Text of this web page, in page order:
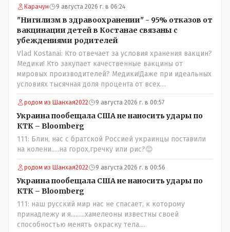
НЕОДНОКРАТНО, указывал и многократно на недостатки
Назарбая и предлагал ему самому ДОБРОВОЛЬНО уйти с
поста Президента.
Карачун 9 августа 2026 г. в 06:24
"Нигилизм в здравоохранении" - 95% отказов от
вакцинации детей в Костанае связаны с
убеждениями родителей
Vlad Kostanai: Кто отвечает за условия хранения вакцин?
Медики! Кто закупает качественные вакцины от
мировых производителей? Медики!Даже при идеальных
условиях тысячная доля процента от всех
вакцинированных может иметь плохие последствия от
прививки. Бумага нужна как защита от дол.....бов не
дружащих с школьными курсами предметов, в
частности биологии и математики. Vlad Kostanai: Поэтому
люди и отказываются и я в том числе своих не
прививал.Лично я вам и тем другим людям благодарен.
Добровольные действия направленные на сокращение
частотности появления в популяции соответствующих
комбинаций генов заслуживают благодарности. Мы и
без того основательно загубили нормальный
естественный отбор.
родом из Шанхая2022 9 августа 2026 г. в 00:57
Украина пообещала США не наносить удары по
КТК – Bloomberg
111: Блин, нас с братской Россией украинцы поставили
на колени.....на горох,гречку или рис?😊
родом из Шанхая2022 9 августа 2026 г. в 00:56
Украина пообещала США не наносить удары по
КТК – Bloomberg
111: наш русский мир нас не спасает, к которому
принадлежу и я.........хамелеоны известны своей
способностью менять окраску тела....